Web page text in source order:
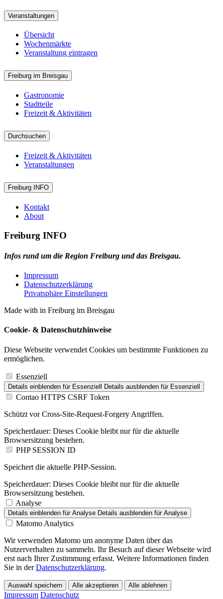
Veranstaltungen
Übersicht
Wochenmärkte
Veranstaltung eintragen
Freiburg im Breisgau
Gastronomie
Stadtteile
Freizeit & Aktivitäten
Durchsuchen
Freizeit & Aktivitäten
Veranstaltungen
Freiburg INFO
Kontakt
About
Freiburg INFO
Infos rund um die Region Freiburg und das Breisgau.
Impressum
Datenschutzerklärung
Privatsphäre Einstellungen
Made with in Freiburg im Breisgau
Cookie- & Datenschutzhinweise
Diese Webseite verwendet Cookies um bestimmte Funktionen zu
ermöglichen.
Essenziell
Details einblenden für Essenziell Details ausblenden für Essenziell
Contao HTTPS CSRF Token
Schützt vor Cross-Site-Request-Forgery Angriffen.
Speicherdauer: Dieses Cookie bleibt nur für die aktuelle
Browsersitzung bestehen.
PHP SESSION ID
Speichert die aktuelle PHP-Session.
Speicherdauer: Dieses Cookie bleibt nur für die aktuelle
Browsersitzung bestehen.
Analyse
Details einblenden für Analyse Details ausblenden für Analyse
Matomo Analytics
Wir verwenden Matomo um anonyme Daten über das
Nutzerverhalten zu sammeln. Ihr Besuch auf dieser Webseite wird
erst nach Ihrer Zustimmung erfasst. Weitere Informationen finden
Sie in derDatenschutzerklärung.
Auswahl speichern Alle akzeptieren Alle ablehnen
Impressum Datenschutz